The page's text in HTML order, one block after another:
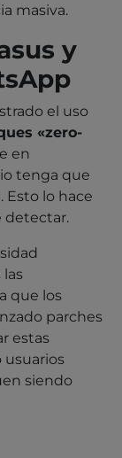
masiva.
y
el uso
«zero-
en
tenga que
Esto lo hace
detectar.
que los
parches
estas
usuarios
siendo